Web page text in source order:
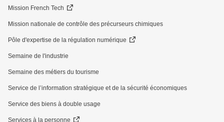
Mission French Tech
Mission nationale de contrôle des précurseurs chimiques
Pôle d'expertise de la régulation numérique
Semaine de l'industrie
Semaine des métiers du tourisme
Service de l’information stratégique et de la sécurité économiques
Service des biens à double usage
Services à la personne